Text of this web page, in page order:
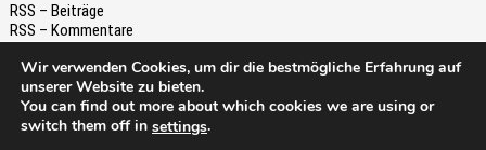
RSS – Beiträge
RSS – Kommentare
Wir verwenden Cookies, um dir die bestmögliche Erfahrung auf
unserer Website zu bieten.
You can find out more about which cookies we are using or
switch them off in settings.